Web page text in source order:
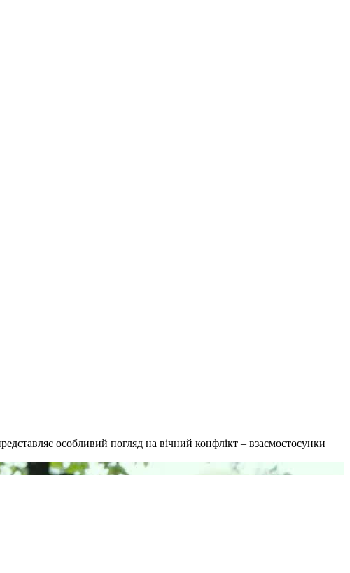
особливий погляд на вічний конфлікт – взаємостосунки